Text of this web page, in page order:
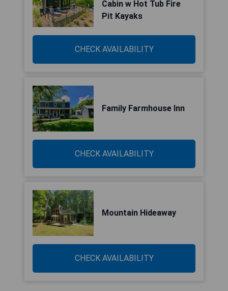
Cabin w Hot Tub Fire
Pit Kayaks
CHECK AVAILABILITY
Family Farmhouse Inn
CHECK AVAILABILITY
Mountain Hideaway
CHECK AVAILABILITY